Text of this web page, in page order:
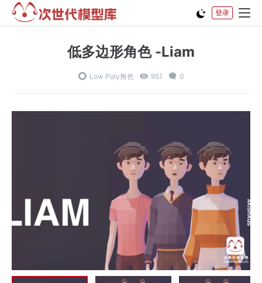
登录
低多边形角色 -Liam
Low Poly角色 951 0